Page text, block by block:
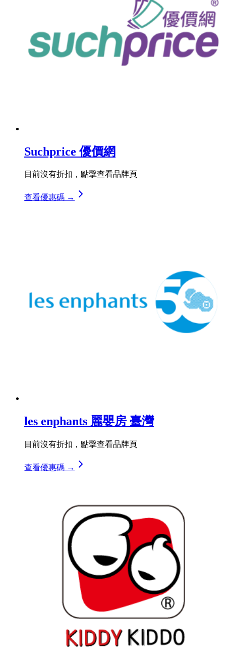
Suchprice 優價網
目前沒有折扣，點擊查看品牌頁
查看優惠碼 →
les enphants 麗嬰房 臺灣
目前沒有折扣，點擊查看品牌頁
查看優惠碼 →